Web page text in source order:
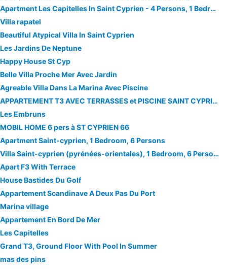
Apartment Les Capitelles In Saint Cyprien - 4 Persons, 1 Bedrooms
Villa rapatel
Beautiful Atypical Villa In Saint Cyprien
Les Jardins De Neptune
Happy House St Cyp
Belle Villa Proche Mer Avec Jardin
Agreable Villa Dans La Marina Avec Piscine
APPARTEMENT T3 AVEC TERRASSES et PISCINE SAINT CYPRIEN
Les Embruns
MOBIL HOME 6 pers à ST CYPRIEN 66
Apartment Saint-cyprien, 1 Bedroom, 6 Persons
Villa Saint-cyprien (pyrénées-orientales), 1 Bedroom, 6 Persons
Apart F3 With Terrace
House Bastides Du Golf
Appartement Scandinave A Deux Pas Du Port
Marina village
Appartement En Bord De Mer
Les Capitelles
Grand T3, Ground Floor With Pool In Summer
mas des pins